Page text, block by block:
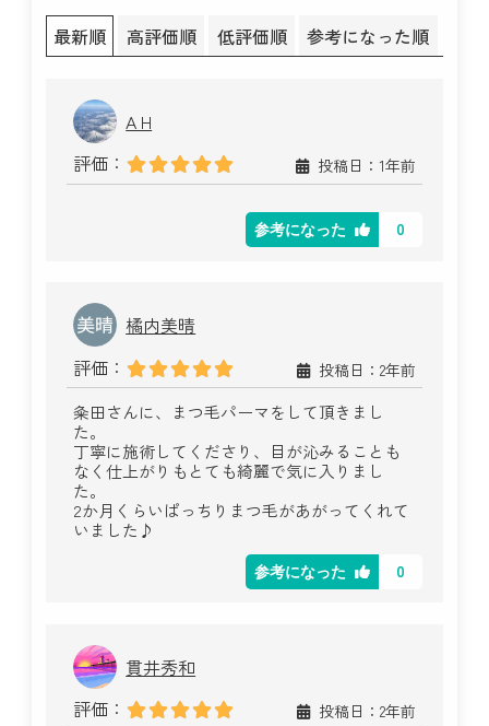
最新順 高評価順 低評価順 参考になった順
A H
評価：
投稿日：1年前
参考になった 0
橘内美晴
評価：
投稿日：2年前
粂田さんに、まつ毛パーマをして頂きまし
た。
丁寧に施術してくださり、目が沁みることも
なく仕上がりもとても綺麗で気に入りまし
た。
2か月くらいぱっちりまつ毛があがってくれて
いました♪
参考になった 0
貫井秀和
評価：
投稿日：2年前